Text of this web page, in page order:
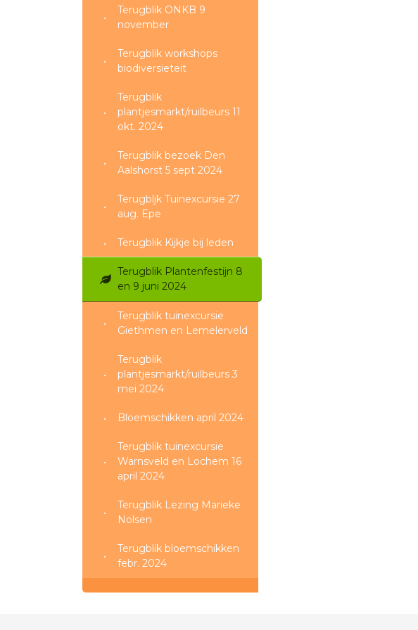
Terugblik ONKB 9
november
Terugblik workshops
biodiversieteit
Terugblik
plantjesmarkt/ruilbeurs 11
okt. 2024
Terugblik bezoek Den
Aalshorst 5 sept 2024
Terugbljk Tuinexcursie 27
aug. Epe
Terugblik Kijkje bij leden
Terugblik Plantenfestijn 8
en 9 juni 2024
Terugblik tuinexcursie
Giethmen en Lemelerveld
Terugblik
plantjesmarkt/ruilbeurs 3
mei 2024
Bloemschikken april 2024
Terugblik tuinexcursie
Warnsveld en Lochem 16
april 2024
Terugblik Lezing Marieke
Nolsen
Terugblik bloemschikken
febr. 2024